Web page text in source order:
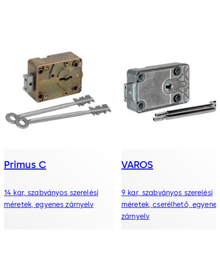
Primus C
14 kar, szabványos szerelési
méretek, egyenes zárnyelv
VAROS
9 kar, szabványos szerelési
méretek, cserélhető, egyenes
zárnyelv